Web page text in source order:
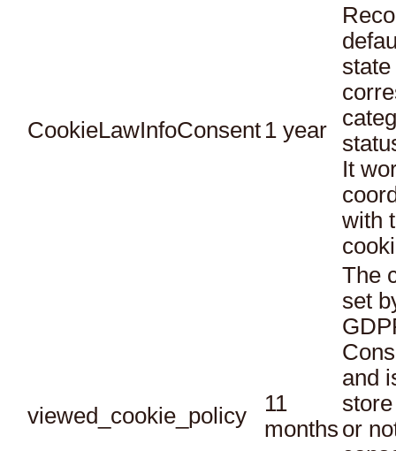
CookieLawInfoConsent 1 year
It
with
viewed_cookie_policy
11
months
The
set
and
or